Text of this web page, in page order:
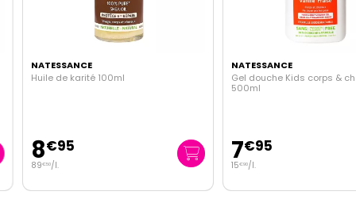
NATESSANCE
Huile de karité 100ml
8€95
€ 50/l.
NATESSANCE
Gel douche Kids corps &
500ml
7€95
€ 90/l.